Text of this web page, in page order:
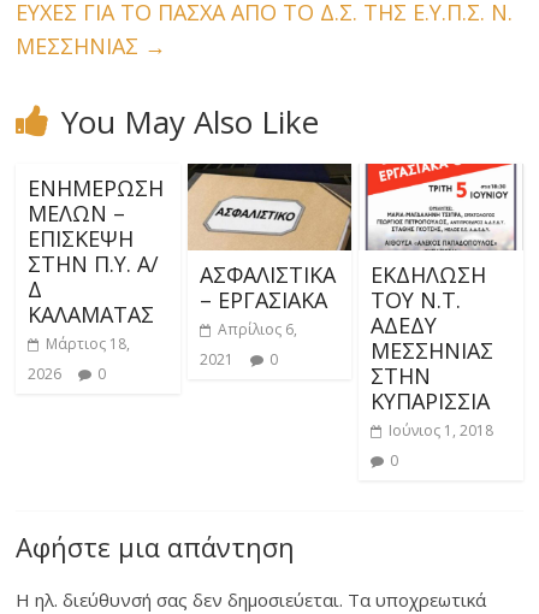
ΕΥΧΕΣ ΓΙΑ ΤΟ ΠΑΣΧΑ ΑΠΟ ΤΟ Δ.Σ. ΤΗΣ Ε.Υ.Π.Σ. Ν.
ΜΕΣΣΗΝΙΑΣ →
You May Also Like
ΕΝΗΜΕΡΩΣΗ
ΜΕΛΩΝ –
ΕΠΙΣΚΕΨΗ
ΣΤΗΝ Π.Υ. Α/
Δ
ΚΑΛΑΜΑΤΑΣ
Μάρτιος 18,
2026
0
ΑΣΦΑΛΙΣΤΙΚΑ
– ΕΡΓΑΣΙΑΚΑ
Απρίλιος 6,
2021
0
ΕΚΔΗΛΩΣΗ
ΤΟΥ Ν.Τ.
ΑΔΕΔΥ
ΜΕΣΣΗΝΙΑΣ
ΣΤΗΝ
ΚΥΠΑΡΙΣΣΙΑ
Ιούνιος 1, 2018
0
Αφήστε μια απάντηση
Η ηλ. διεύθυνσή σας δεν δημοσιεύεται. Τα υποχρεωτικά